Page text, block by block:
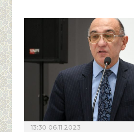
13:30 06.11.2023